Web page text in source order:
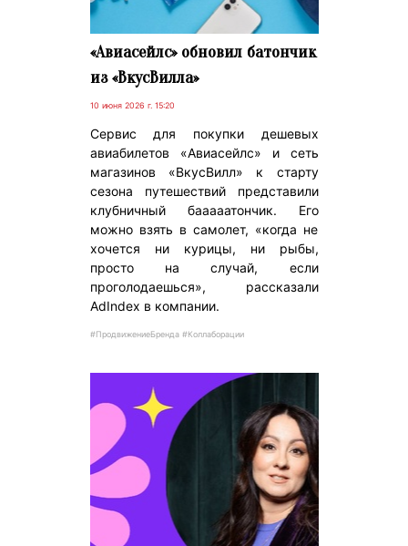
«Авиасейлс» обновил батончик
из «ВкусВилла»
10 июня 2026 г. 15:20
Сервис для покупки дешевых
авиабилетов «Авиасейлс» и сеть
магазинов «ВкусВилл» к старту
сезона путешествий представили
клубничный бааааатончик. Его
можно взять в самолет, «когда не
хочется ни курицы, ни рыбы,
просто на случай, если
проголодаешься», рассказали
AdIndex в компании.
#ПродвижениеБренда #Коллаборации